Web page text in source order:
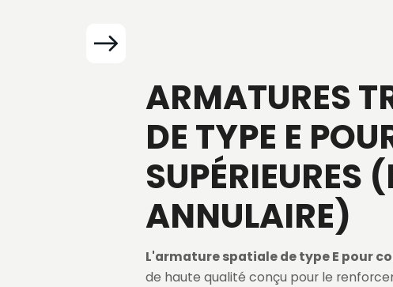
ARMATURES
DE TYPE E
SUPÉRIEURES
ANNULAIRE)
L'armature spatiale de type E pour
de haute qualité conçu pour le